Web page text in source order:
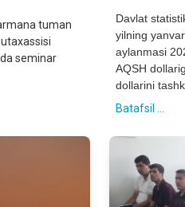
tuman
seminar
Davlat
yilning
aylanmasi
AQSH
dollarini
Batafsil ...